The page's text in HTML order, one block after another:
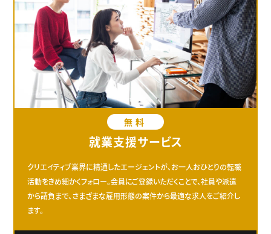
無料
就業支援サービス
クリエイティブ業界に精通したエージェントが、お一人おひとりの転職
活動をきめ細かくフォロー。会員にご登録いただくことで、社員や派遣
から請負まで、さまざまな雇用形態の案件から最適な求人をご紹介し
ます。